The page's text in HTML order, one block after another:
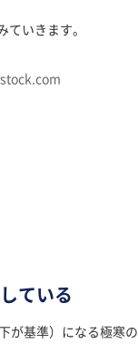
ていきます。
ている
が基準）になる極寒の